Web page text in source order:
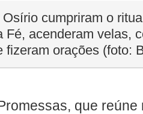
cumpriram o
Fé, acenderam velas,
fizeram orações (foto:
que